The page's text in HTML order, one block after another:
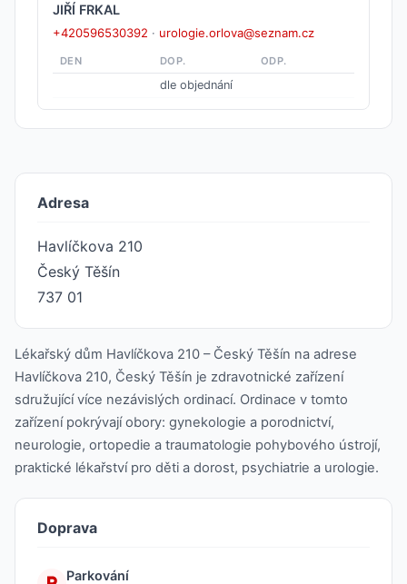
JIŘÍ FRKAL
+420596530392 · urologie.orlova@seznam.cz
DEN DOP. ODP.
dle objednání
Adresa
Havlíčkova 210
Český Těšín
737 01
Lékařský dům Havlíčkova 210 – Český Těšín na adrese
Havlíčkova 210, Český Těšín je zdravotnické zařízení
sdružující více nezávislých ordinací. Ordinace v tomto
zařízení pokrývají obory: gynekologie a porodnictví,
neurologie, ortopedie a traumatologie pohybového ústrojí,
praktické lékařství pro děti a dorost, psychiatrie a urologie.
Doprava
Parkování